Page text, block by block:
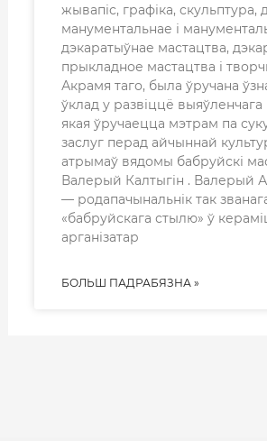
жывапіс, графіка, скульптура,
манументальнае і
дэкаратыўнае мастацтва,
прыкладное мастацтва і
Акрамя таго, была ўручана
ўклад у развіццё выяўленчага
якая ўручаецца мэтрам па
заслуг перад айчыннай
атрымаў вядомы бабруйскі
Валерый Калтыгін . Валерый
— родапачынальнік так
«бабруйскага стылю» ў
арганізатар
БОЛЬШ ПАДРАБЯЗНА »